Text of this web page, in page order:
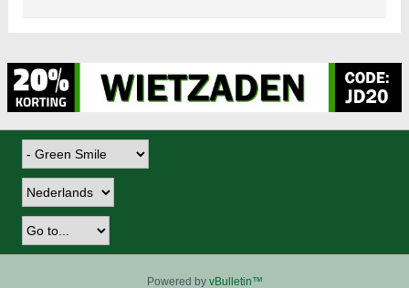
Powered by vBulletin™